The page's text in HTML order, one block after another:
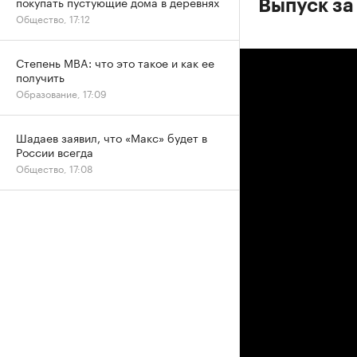
Выпуск
Общество, 17:12
Степень MBA: что это такое и как ее
получить
Образование, 17:09
Шадаев заявил, что «Макс» будет в
России всегда
Общество, 17:08